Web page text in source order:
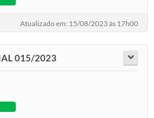
Atualizado em: 15/08/2023 às 17h00
015/2023